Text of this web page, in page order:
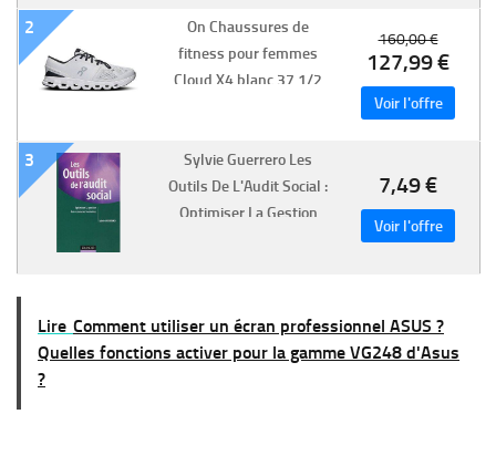
réunions grâce à cet
écran tactile de 65
2
On Chaussures de
fitness pour femmes
Cloud X4 blanc 37 1/2
160,00 €
127,99 €
3
Sylvie Guerrero Les
Outils De L'Audit Social :
Optimiser La Gestion
7,49 €
Lire Comment utiliser un écran professionnel ASUS ?
Quelles fonctions activer pour la gamme VG248 d'Asus
?